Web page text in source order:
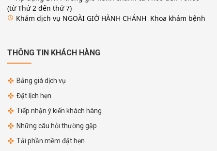
(từ Thứ 2 đến thứ 7)
access_time Khám dịch vụ NGOÀI GIỜ HÀNH CHÁNH Khoa khám bệnh
THÔNG TIN KHÁCH HÀNG
Bảng giá dịch vụ
Đặt lịch hẹn
Tiếp nhận ý kiến khách hàng
Những câu hỏi thường gặp
Tải phần mềm đặt hẹn